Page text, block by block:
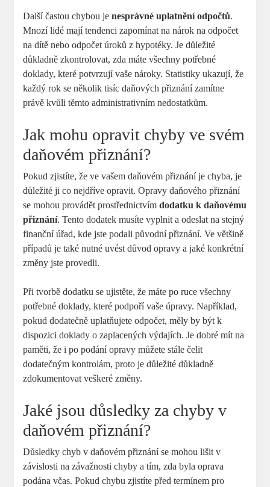
Další častou chybou jenesprávné uplatnění odpočtů.
Mnozí lidé mají tendenci zapomínat na nárok na odpočet
na dítě nebo odpočet úroků z hypotéky. Je důležité
důkladně zkontrolovat, zda máte všechny potřebné
doklady, které potvrzují vaše nároky. Statistiky ukazují, že
každý rok se několik tisíc daňových přiznání zamítne
právě kvůli těmto administrativním nedostatkům.
Jak mohu opravit chyby ve svém
daňovém přiznání?
Pokud zjistíte, že ve vašem daňovém přiznání je chyba, je
důležité ji co nejdříve opravit. Opravy daňového přiznání
se mohou provádět prostřednictvímdodatku k daňovému
přiznání. Tento dodatek musíte vyplnit a odeslat na stejný
finanční úřad, kde jste podali původní přiznání. Ve většině
případů je také nutné uvést důvod opravy a jaké konkrétní
změny jste provedli.
Při tvorbě dodatku se ujistěte, že máte po ruce všechny
potřebné doklady, které podpoří vaše úpravy. Například,
pokud dodatečně uplatňujete odpočet, měly by být k
dispozici doklady o zaplacených výdajích. Je dobré mít na
paměti, že i po podání opravy můžete stále čelit
dodatečným kontrolám, proto je důležité důkladně
zdokumentovat veškeré změny.
Jaké jsou důsledky za chyby v
daňovém přiznání?
Důsledky chyb v daňovém přiznání se mohou lišit v
závislosti na závažnosti chyby a tím, zda byla oprava
podána včas. Pokud chybu zjistíte před termínem pro